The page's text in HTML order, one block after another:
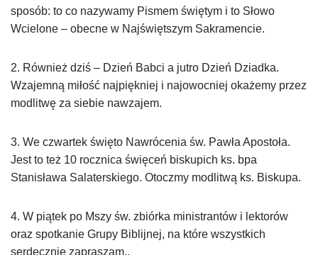
sposób: to co nazywamy Pismem świętym i to Słowo
Wcielone – obecne w Najświętszym Sakramencie.
2. Również dziś – Dzień Babci a jutro Dzień Dziadka.
Wzajemną miłość najpiękniej i najowocniej okażemy przez
modlitwę za siebie nawzajem.
3. We czwartek święto Nawrócenia św. Pawła Apostoła.
Jest to też 10 rocznica święceń biskupich ks. bpa
Stanisława Salaterskiego. Otoczmy modlitwą ks. Biskupa.
4. W piątek po Mszy św. zbiórka ministrantów i lektorów
oraz spotkanie Grupy Biblijnej, na które wszystkich
serdecznie zapraszam..